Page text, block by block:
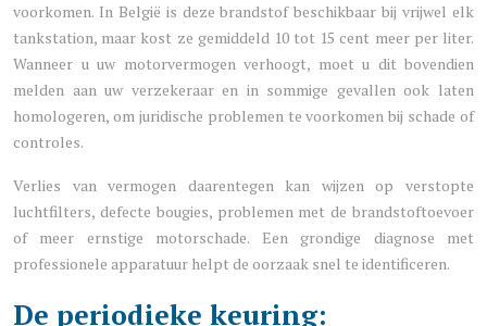
voorkomen. In België is deze brandstof beschikbaar bij vrijwel elk
tankstation, maar kost ze gemiddeld 10 tot 15 cent meer per liter.
Wanneer u uw motorvermogen verhoogt, moet u dit bovendien
melden aan uw verzekeraar en in sommige gevallen ook laten
homologeren, om juridische problemen te voorkomen bij schade of
controles.
Verlies van vermogen daarentegen kan wijzen op verstopte
luchtfilters, defecte bougies, problemen met de brandstoftoevoer
of meer ernstige motorschade. Een grondige diagnose met
professionele apparatuur helpt de oorzaak snel te identificeren.
De periodieke keuring: